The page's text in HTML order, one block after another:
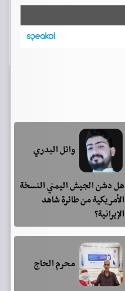
وائل البدري
هل دشن الجيش اليمني النسخة
الأمريكية من طائرة شاهد
الإيرانية؟
محرم الحاج